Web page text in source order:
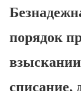
порядок
списание,